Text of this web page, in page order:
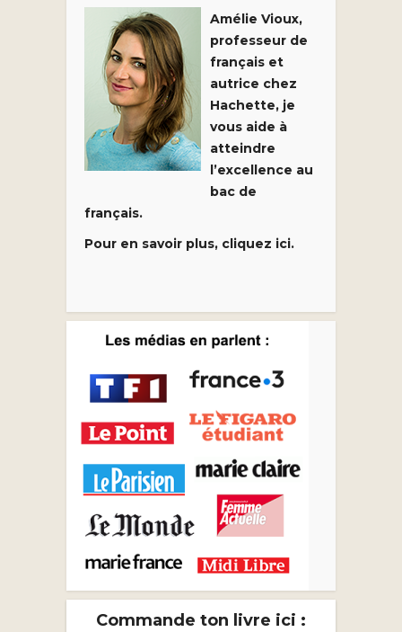
Amélie Vioux,
professeur de
français et
autrice chez
Hachette, je
vous aide à
atteindre
l’excellence au
bac de
français.
Pour en savoir plus, cliquez ici.
Commande ton livre ici :